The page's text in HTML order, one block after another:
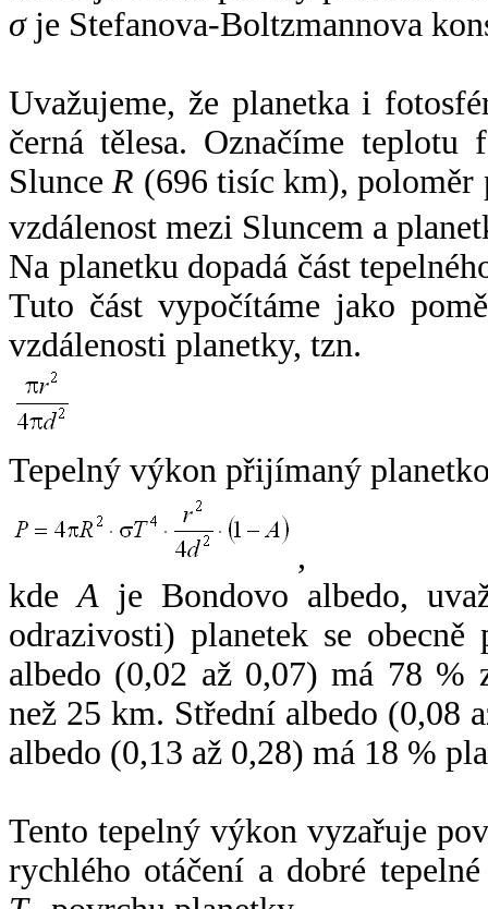
σje Stefanova-Boltzmannova
Uvažujeme, že planetka i
černá tělesa. Označíme
SlunceR (696 tisíc km),
vzdálenost mezi Sluncem a
Na planetku dopadá část
Tuto část vypočítáme jako
vzdálenosti planetky, tzn.
Tepelný výkon přijímaný
,
kdeA je Bondovo albedo,
odrazivosti) planetek se
albedo (0,02 až 0,07) má 78 %
než 25 km. Střední albedo (0,08
albedo (0,13 až 0,28) má 18 %
Tento tepelný výkon vyzařuje
rychlého otáčení a dobré